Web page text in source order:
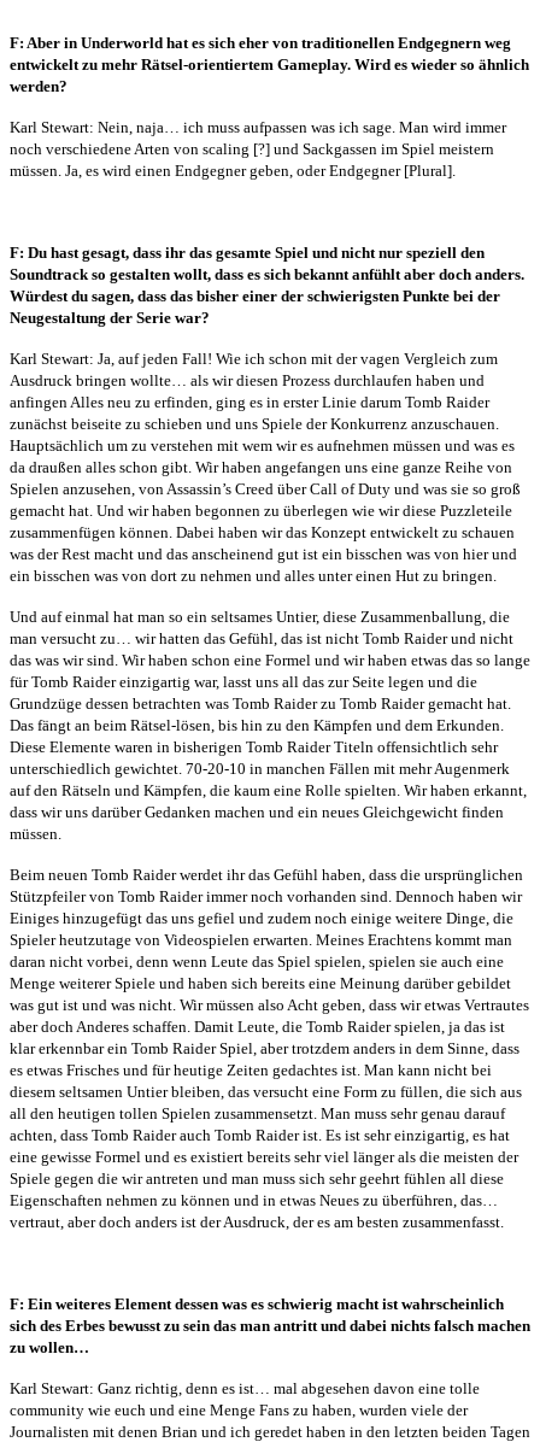
F: Aber in Underworld hat es sich eher von traditionellen Endgegnern weg
entwickelt zu mehr Rätsel-orientiertem Gameplay. Wird es wieder so ähnlich
werden?
Karl Stewart: Nein, naja… ich muss aufpassen was ich sage. Man wird immer
noch verschiedene Arten von scaling [?] und Sackgassen im Spiel meistern
müssen. Ja, es wird einen Endgegner geben, oder Endgegner [Plural].
F: Du hast gesagt, dass ihr das gesamte Spiel und nicht nur speziell den
Soundtrack so gestalten wollt, dass es sich bekannt anfühlt aber doch anders.
Würdest du sagen, dass das bisher einer der schwierigsten Punkte bei der
Neugestaltung der Serie war?
Karl Stewart: Ja, auf jeden Fall! Wie ich schon mit der vagen Vergleich zum
Ausdruck bringen wollte… als wir diesen Prozess durchlaufen haben und
anfingen Alles neu zu erfinden, ging es in erster Linie darum Tomb Raider
zunächst beiseite zu schieben und uns Spiele der Konkurrenz anzuschauen.
Hauptsächlich um zu verstehen mit wem wir es aufnehmen müssen und was es
da draußen alles schon gibt. Wir haben angefangen uns eine ganze Reihe von
Spielen anzusehen, von Assassin’s Creed über Call of Duty und was sie so groß
gemacht hat. Und wir haben begonnen zu überlegen wie wir diese Puzzleteile
zusammenfügen können. Dabei haben wir das Konzept entwickelt zu schauen
was der Rest macht und das anscheinend gut ist ein bisschen was von hier und
ein bisschen was von dort zu nehmen und alles unter einen Hut zu bringen.
Und auf einmal hat man so ein seltsames Untier, diese Zusammenballung, die
man versucht zu… wir hatten das Gefühl, das ist nicht Tomb Raider und nicht
das was wir sind. Wir haben schon eine Formel und wir haben etwas das so lange
für Tomb Raider einzigartig war, lasst uns all das zur Seite legen und die
Grundzüge dessen betrachten was Tomb Raider zu Tomb Raider gemacht hat.
Das fängt an beim Rätsel-lösen, bis hin zu den Kämpfen und dem Erkunden.
Diese Elemente waren in bisherigen Tomb Raider Titeln offensichtlich sehr
unterschiedlich gewichtet. 70-20-10 in manchen Fällen mit mehr Augenmerk
auf den Rätseln und Kämpfen, die kaum eine Rolle spielten. Wir haben erkannt,
dass wir uns darüber Gedanken machen und ein neues Gleichgewicht finden
müssen.
Beim neuen Tomb Raider werdet ihr das Gefühl haben, dass die ursprünglichen
Stützpfeiler von Tomb Raider immer noch vorhanden sind. Dennoch haben wir
Einiges hinzugefügt das uns gefiel und zudem noch einige weitere Dinge, die
Spieler heutzutage von Videospielen erwarten. Meines Erachtens kommt man
daran nicht vorbei, denn wenn Leute das Spiel spielen, spielen sie auch eine
Menge weiterer Spiele und haben sich bereits eine Meinung darüber gebildet
was gut ist und was nicht. Wir müssen also Acht geben, dass wir etwas Vertrautes
aber doch Anderes schaffen. Damit Leute, die Tomb Raider spielen, ja das ist
klar erkennbar ein Tomb Raider Spiel, aber trotzdem anders in dem Sinne, dass
es etwas Frisches und für heutige Zeiten gedachtes ist. Man kann nicht bei
diesem seltsamen Untier bleiben, das versucht eine Form zu füllen, die sich aus
all den heutigen tollen Spielen zusammensetzt. Man muss sehr genau darauf
achten, dass Tomb Raider auch Tomb Raider ist. Es ist sehr einzigartig, es hat
eine gewisse Formel und es existiert bereits sehr viel länger als die meisten der
Spiele gegen die wir antreten und man muss sich sehr geehrt fühlen all diese
Eigenschaften nehmen zu können und in etwas Neues zu überführen, das…
vertraut, aber doch anders ist der Ausdruck, der es am besten zusammenfasst.
F: Ein weiteres Element dessen was es schwierig macht ist wahrscheinlich
sich des Erbes bewusst zu sein das man antritt und dabei nichts falsch machen
zu wollen…
Karl Stewart: Ganz richtig, denn es ist… mal abgesehen davon eine tolle
community wie euch und eine Menge Fans zu haben, wurden viele der
Journalisten mit denen Brian und ich geredet haben in den letzten beiden Tagen